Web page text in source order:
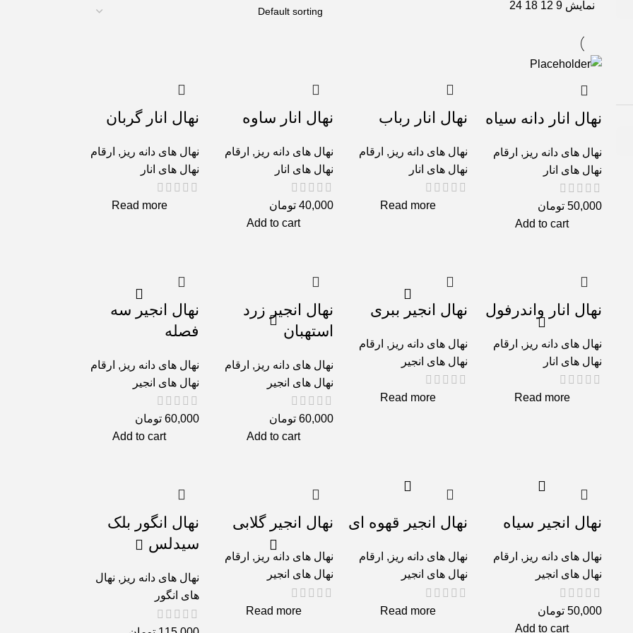
نمایش 9
12
18
24
نهال انار دانه سیاه
نهال های دانه ریز , ارقام
نهال های انار
50,000 تومان
Add to cart
نهال انار رباب
نهال های دانه ریز , ارقام
نهال های انار
Read more
نهال انار ساوه
نهال های دانه ریز , ارقام
نهال های انار
40,000 تومان
Add to cart
نهال انار گربان
نهال های دانه ریز , ارقام
نهال های انار
Read more
نهال انار واندرفول
نهال های دانه ریز , ارقام
نهال های انار
Read more
نهال انجیر ببری
نهال های دانه ریز , ارقام
نهال های انجیر
Read more
نهال انجیر زرد
استهبان
نهال های دانه ریز , ارقام
نهال های انجیر
60,000 تومان
Add to cart
نهال انجیر سه
فصله
نهال های دانه ریز , ارقام
نهال های انجیر
60,000 تومان
Add to cart
نهال انجیر سیاه
نهال های دانه ریز , ارقام
نهال های انجیر
50,000 تومان
Add to cart
نهال انجیر قهوه ای
نهال های دانه ریز , ارقام
نهال های انجیر
Read more
نهال انجیر گلابی
نهال های دانه ریز , ارقام
نهال های انجیر
Read more
نهال انگور بلک
سیدلس
نهال های دانه ریز , نهال
های انگور